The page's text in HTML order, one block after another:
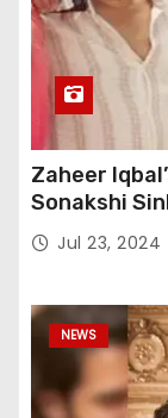
Zaheer
Sonakshi
Gratitude
Jul 23, 2024
NEWS